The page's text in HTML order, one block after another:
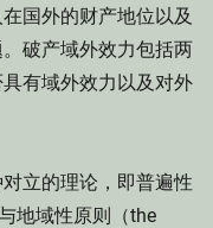
国外的财产地位以及
破产域外效力包括两
有域外效力以及对外
立的理论，即普遍性
地域性原则（the